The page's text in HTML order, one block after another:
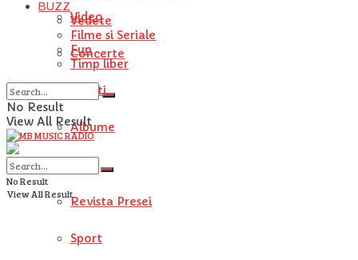
Video
Concerte
Artisti
Albume
STIRI
Revista Presei
Sport
BUZZ
Vedete
Filme si Seriale
Fun
Timp liber
No Result
View All Result
No Result
View All Result